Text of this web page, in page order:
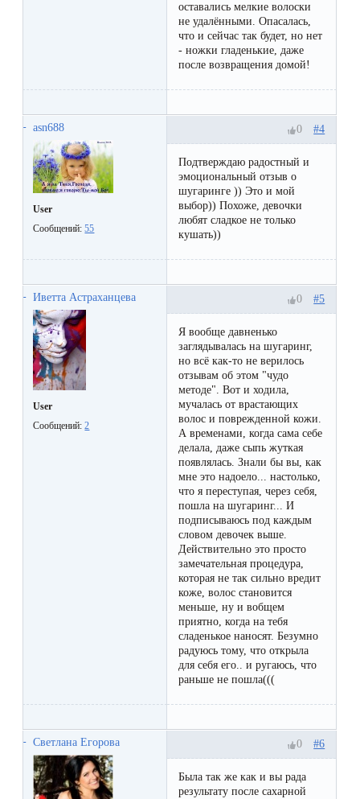
косметологу?
Рекомендации
по
уходу
после
депиляции
воском
или
оставались мелкие волоски
не удалёнными. Опасалась,
что и сейчас так будет, но нет
- ножки гладенькие, даже
после возвращения домой!
asn688
User
Сообщений:55
#4
0
Подтверждаю радостный и
эмоциональный отзыв о
шугаринге )) Это и мой
выбор)) Похоже, девочки
любят сладкое не только
кушать))
Иветта Астраханцева
User
Сообщений:2
#5
0
Я вообще давненько
заглядывалась на шугаринг,
но всё как-то не верилось
отзывам об этом "чудо
методе". Вот и ходила,
мучалась от врастающих
волос и поврежденной кожи.
А временами, когда сама себе
делала, даже сыпь жуткая
появлялась. Знали бы вы, как
мне это надоело... настолько,
что я переступая, через себя,
пошла на шугаринг... И
подписываюсь под каждым
словом девочек выше.
Действительно это просто
замечательная процедура,
которая не так сильно вредит
коже, волос становится
меньше, ну и вобщем
приятно, когда на тебя
сладенькое наносят. Безумно
радуюсь тому, что открыла
для себя его.. и ругаюсь, что
раньше не пошла(((
Светлана Егорова #6
0
Была так же как и вы рада
результату после сахарной